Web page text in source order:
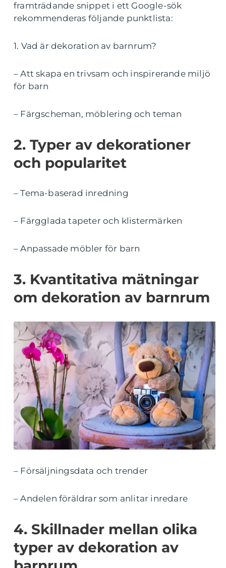
framträdande snippet i ett Google-sök
rekommenderas följande punktlista:
1. Vad är dekoration av barnrum?
– Att skapa en trivsam och inspirerande miljö
för barn
– Färgscheman, möblering och teman
2. Typer av dekorationer
och popularitet
– Tema-baserad inredning
– Färgglada tapeter och klistermärken
– Anpassade möbler för barn
3. Kvantitativa mätningar
om dekoration av barnrum
– Försäljningsdata och trender
– Andelen föräldrar som anlitar inredare
4. Skillnader mellan olika
typer av dekoration av